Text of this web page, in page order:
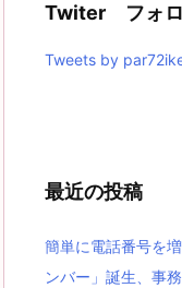
Twiter フォロ
Tweets by
最近の投稿
簡単に電話番号を
ンバー」誕生、事